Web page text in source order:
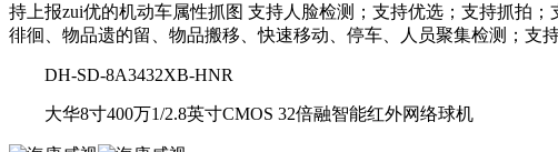
持上报zui优的机动车属性抓图 支持人脸检测；支持优选；支持抓拍
徘徊、物品遗的留、物品搬移、快速移动、停车、人员聚集检测；支
DH-SD-8A3432XB-HNR
大华8寸400万1/2.8英寸CMOS 32倍融智能红外网络球机